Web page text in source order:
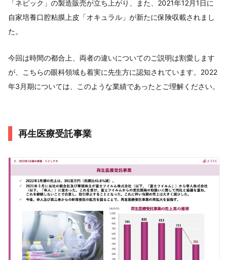
「ネピック」の製造販売が立ち上がり、また、2021年12月1日に
自家培養口腔粘膜上皮「オキュラル」が新たに保険収載されまし
た。
今回は時間の都合上、両者の違いについてのご説明は割愛します
が、こちらの眼科領域も着実に先生方に認知されています。2022
年3月期については、このような業績であったとご理解ください。
再生医療受託事業